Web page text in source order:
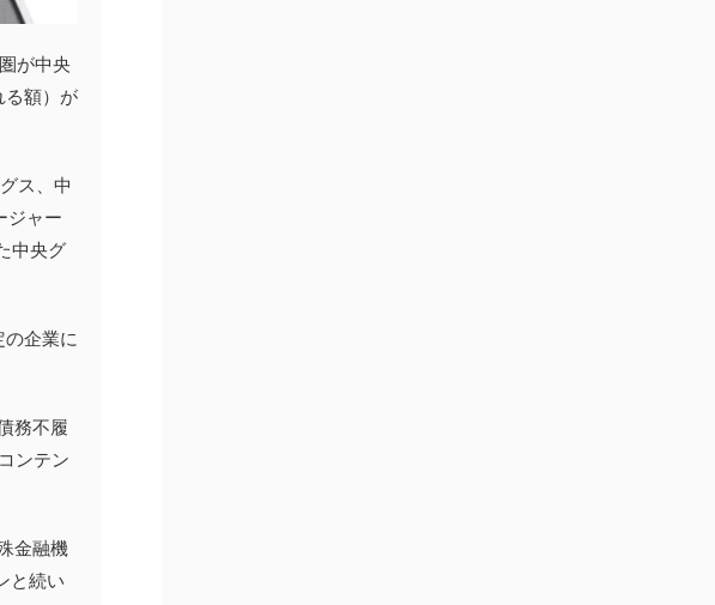
が中央
る額）が
ス、中
ジャー
中央グ
企業に
務不履
ンテン
金融機
と続い